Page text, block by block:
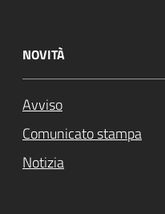
NOVITÀ
Avviso
Comunicato stampa
Notizia